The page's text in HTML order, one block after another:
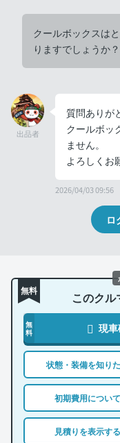
クールボックスは
りますでしょうか？
出品者
質問ありが
クールボッ
ません。
よろしくお
2026/04/03 09:56
ロ
無料 このク
無
料
現
状態・装備を知り
初期費用について
見積りを表示する